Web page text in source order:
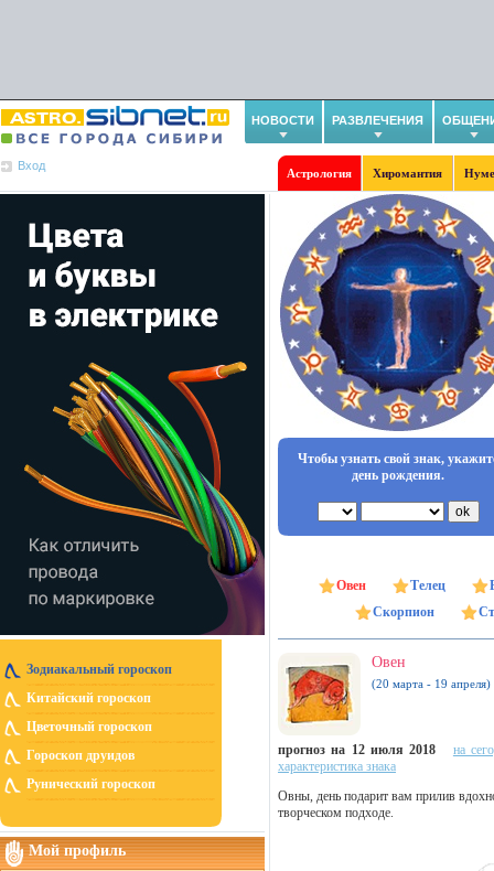
НОВОСТИ РАЗВЛЕЧЕНИЯ
Вход
Астрология Хиромантия
Зодиакальный гороскоп
Китайский гороскоп
Цветочный гороскоп
Гороскоп друидов
Рунический гороскоп
Мой профиль
Чтобы узнать свой знак,
день рождения.
Овен Телец
Скорпион
Овен
(20 марта - 19 апреля)
прогноз на 12 июля 2018
на
характеристика знака
Овны, день подарит вам прилив
творческом подходе.